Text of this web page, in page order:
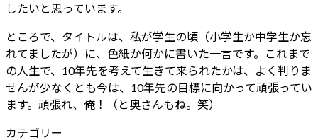
したいと思っています。
ところで、タイトルは、私が学生の頃（小学生か中学生か忘
れてましたが）に、色紙か何かに書いた一言です。これまで
の人生で、10年先を考えて生きて来られたかは、よく判りま
せんが少なくとも今は、10年先の目標に向かって頑張ってい
ます。頑張れ、俺！（と奥さんもね。笑）
カテゴリー